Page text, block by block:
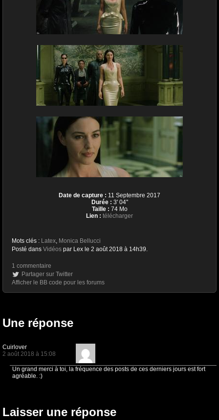
Date de capture : 11 Septembre 2017
Durée : 3' 04''
Taille : 74 Mo
Lien : télécharger
Mots clés : Latex, Monica Bellucci
Posté dans Vidéos par Lex le 2 août 2018 à 14h39.
1 commentaire
Partager sur Twitter
Afficher le BB code pour les forums
Une réponse
Cuirlover
2 août 2018 à 15:08
Un grand merci à toi, la fréquence des posts de ces derniers jours est fort
agréable. :)
Laisser une réponse